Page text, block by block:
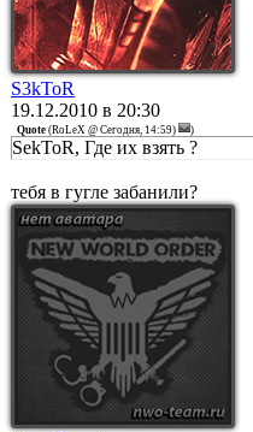
S3kToR
19.12.2010 в 20:30
Quote (RoLeX @ Сегодня, 14:59) )
SekToR, Где их взять ?
тебя в гугле забанили?